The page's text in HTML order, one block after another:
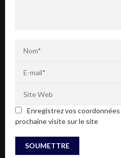
Enregistrez vos
prochaine visite sur le site